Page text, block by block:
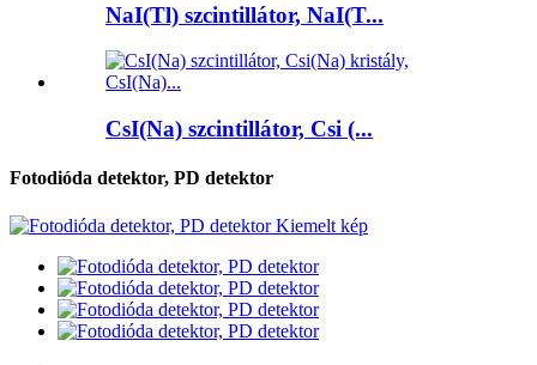
NaI(Tl) szcintillátor, NaI(T...
CsI(Na) szcintillátor, Csi (...
Fotodióda detektor, PD detektor